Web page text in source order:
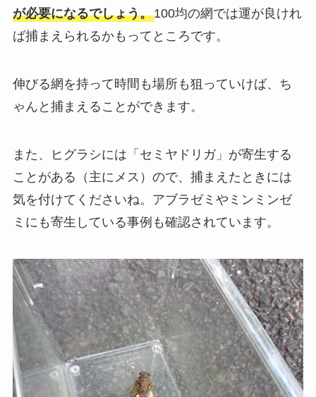
が必要になるでしょう。100均の網では運が良けれ
ば捕まえられるかもってところです。
伸びる網を持って時間も場所も狙っていけば、ち
ゃんと捕まえることができます。
また、ヒグラシには「セミヤドリガ」が寄生する
ことがある（主にメス）ので、捕まえたときには
気を付けてくださいね。アブラゼミやミンミンゼ
ミにも寄生している事例も確認されています。